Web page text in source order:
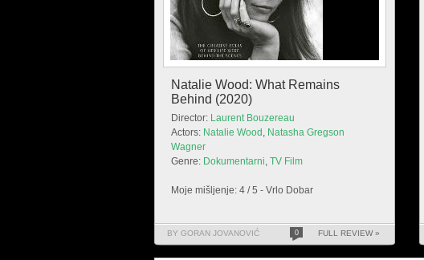
Natalie Wood: What Remains
Behind (2020)
Director: Laurent Bouzereau
Actors: Natalie Wood , Natasha Gregson
Wagner
Genre: Dokumentarni, TV Film
Moje mišljenje: 4 / 5 - Vrlo Dobar
BY GORAN JOVANOVIĆ 0 FULL REVIEW »